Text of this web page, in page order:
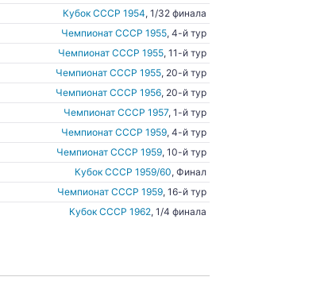
Кубок СССР 1954, 1/32 финала
Чемпионат СССР 1955, 4-й тур
Чемпионат СССР 1955, 11-й тур
Чемпионат СССР 1955, 20-й тур
Чемпионат СССР 1956, 20-й тур
Чемпионат СССР 1957, 1-й тур
Чемпионат СССР 1959, 4-й тур
Чемпионат СССР 1959, 10-й тур
Кубок СССР 1959/60, Финал
Чемпионат СССР 1959, 16-й тур
Кубок СССР 1962, 1/4 финала